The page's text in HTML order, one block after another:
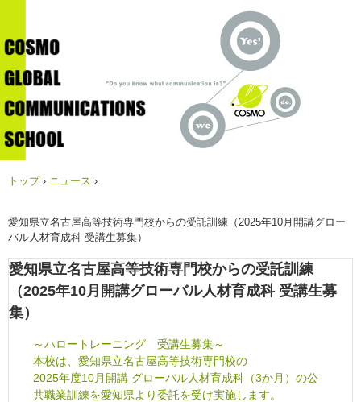
トップ › ニュース ›
愛知県立名古屋高等技術専門校からの受託訓練（2025年10月開講グロー
バル人材育成科 受講生募集）
愛知県立名古屋高等技術専門校からの受託訓練
（2025年10月開講グローバル人材育成科 受講生募
集）
～ハロートレーニング 受講生募集～
本校は、愛知県立名古屋高等技術専門校の
2025年度10月開講 グローバル人材育成科（3か月）の公
共職業訓練を愛知県より委託を受け実施します。